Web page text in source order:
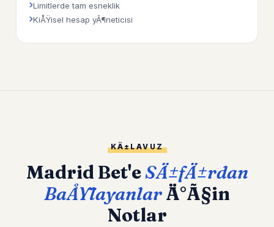
Limitlerde tam esneklik
KiÅŸisel hesap yÃ¶neticisi
KÄ±LAVUZ
Madrid Bet'eSÄ±fÄ±rdan
BaÅŸlayanlarÄ°Ã§in
Notlar